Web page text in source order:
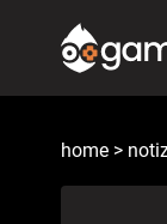
contenuto
home >